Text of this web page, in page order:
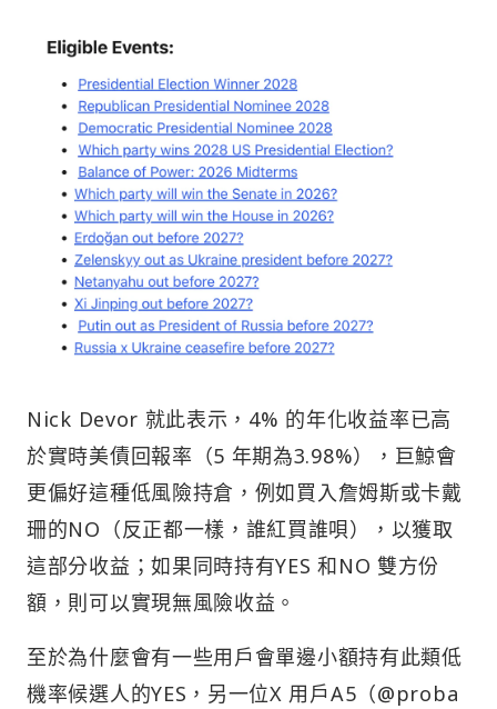
Nick Devor 就此表示，4% 的年化收益率已高
於實時美債回報率（5 年期為3.98%），巨鯨會
更偏好這種低風險持倉，例如買入詹姆斯或卡戴
珊的NO（反正都一樣，誰紅買誰唄），以獲取
這部分收益；如果同時持有YES 和NO 雙方份
額，則可以實現無風險收益。
至於為什麼會有一些用戶會單邊小額持有此類低
機率候選人的YES，另一位X 用戶A5（@proba